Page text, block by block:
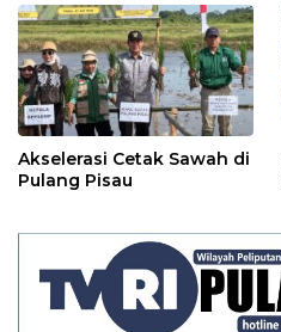
Akselerasi Cetak Sawah di
Pulang Pisau